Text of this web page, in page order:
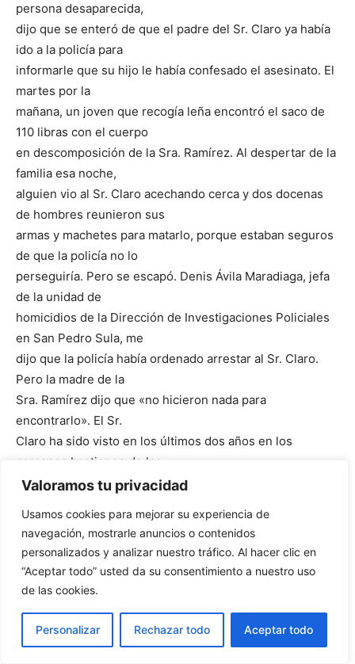
Valoramos tu privacidad
Usamos cookies para mejorar su experiencia de
navegación, mostrarle anuncios o contenidos
personalizados y analizar nuestro tráfico. Al hacer clic en
“Aceptar todo” usted da su consentimiento a nuestro uso
de las cookies.
Personalizar Rechazar todo Aceptar todo
persona desaparecida,
dijo que se enteró de que el padre del Sr. Claro ya había
ido a la policía para
informarle que su hijo le había confesado el asesinato. El
martes por la
mañana, un joven que recogía leña encontró el saco de
110 libras con el cuerpo
en descomposición de la Sra. Ramírez. Al despertar de la
familia esa noche,
alguien vio al Sr. Claro acechando cerca y dos docenas
de hombres reunieron sus
armas y machetes para matarlo, porque estaban seguros
de que la policía no lo
perseguiría. Pero se escapó. Denis Ávila Maradiaga, jefa
de la unidad de
homicidios de la Dirección de Investigaciones Policiales
en San Pedro Sula, me
dijo que la policía había ordenado arrestar al Sr. Claro.
Pero la madre de la
Sra. Ramírez dijo que «no hicieron nada para
encontrarlo». El Sr.
Claro ha sido visto en los últimos dos años en los
cercanos bastiones de las
calles 18 de Japón y Kilómetro. La Sra. Hércules se
dijo «ese hombre es libre, nos matará a todos y las
autoridades no harán
nada». Cuando hablé con ella esta semana, dijo que lo
había vuelto a ver
a los Estados Unidos.